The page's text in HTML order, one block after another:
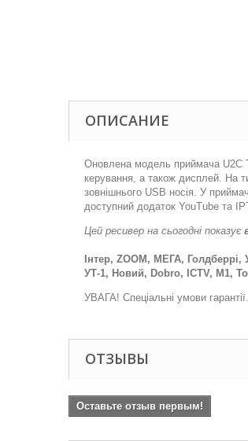
ОПИСАНИЕ
Оновлена модель приймача U2C
керування, а також дисплей. На
зовнішнього USB носія. У
доступний додаток YouTube та
Цей ресивер на сьогодні показує
Інтер, ZOOM, МЕГА,
УТ-1, Новий, Dobro, ICTV, M1,
УВАГА! Спеціальні умови гарантії.
ОТЗЫВЫ
Оставьте отзыв первым!